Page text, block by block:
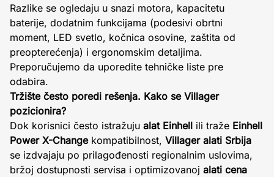
Razlike se ogledaju u snazi motora, kapacitetu
baterije, dodatnim funkcijama (podesivi obrtni
moment, LED svetlo, kočnica osovine, zaštita od
preopterećenja) i ergonomskim detaljima.
Preporučujemo da uporedite tehničke liste pre
odabira.
Tržište često poredi rešenja. Kako se Villager
pozicionira?
Dok korisnici često istražuju alat Einhell ili traže Einhell
Power X-Changekompatibilnost, Villager alati Srbija
se izdvajaju po prilagođenosti regionalnim uslovima,
bržoj dostupnosti servisa i optimizovanoj alati cena